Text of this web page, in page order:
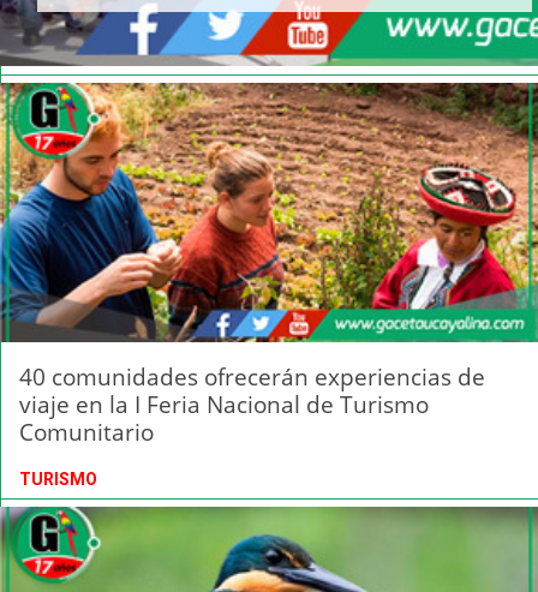
40 comunidades ofrecerán experiencias de
viaje en la I Feria Nacional de Turismo
Comunitario
TURISMO